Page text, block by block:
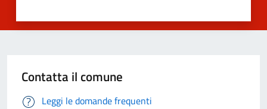
Contatta il comune
Leggi le domande frequenti